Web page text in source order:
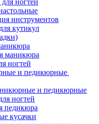
ногтей
инструментов
кутикул
маникюра
ногтей
и педикюрные
и педикюрные
ногтей
педикюра
кусачки